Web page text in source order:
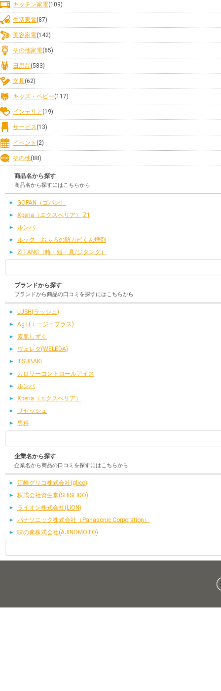
キッチン家電(109)
生活家電(87)
美容家電(142)
その他家電(65)
日用品(583)
文具(62)
キッズ・ベビー(117)
インテリア(19)
サービス(13)
イベント (2)
その他(88)
商品名から探す
商品名から探すにはこちらから
GOPAN（ゴパン）
Xperia（エクスぺリア） Z1
ルンバ
ルック おふろの防カビくん煙剤
ZITANG（時・短・具/ジタング）
ブランドから探す
ブランドから商品の口コミを探すにはこちらから
LUSH(ラッシュ)
Ag+(エージープラス)
素肌しずく
ヴェレダ(WELEDA)
TSUBAKI
カロリーコントロールアイス
ルンバ
Xperia（エクスぺリア）
リセッシュ
専科
企業名から探す
企業名から商品の口コミを探すにはこちらから
江崎グリコ株式会社(glico)
株式会社資生堂(SHISEIDO)
ライオン株式会社(LION)
パナソニック株式会社（Panasonic Corporation）
味の素株式会社(AJINOMOTO)